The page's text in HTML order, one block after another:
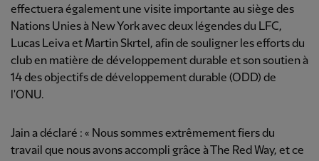
effectuera également une visite importante au siège des
Nations Unies à New York avec deux légendes du LFC,
Lucas Leiva et Martin Skrtel, afin de souligner les efforts du
club en matière de développement durable et son soutien à
14 des objectifs de développement durable (ODD) de
l'ONU.
Jain a déclaré : « Nous sommes extrêmement fiers du
travail que nous avons accompli grâce à The Red Way, et ce